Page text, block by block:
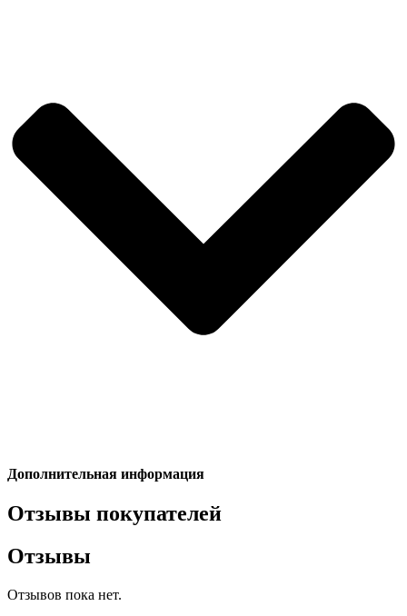
Дополнительная информация
Отзывы покупателей
Отзывы
Отзывов пока нет.